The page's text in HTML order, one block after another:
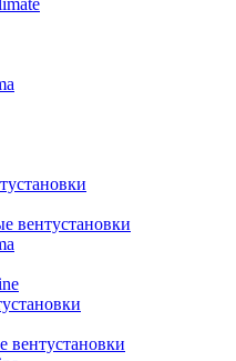
вентустановки